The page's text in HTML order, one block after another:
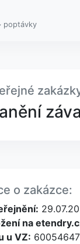
poptávky
o zakázce:
na
u VZ: 60054647